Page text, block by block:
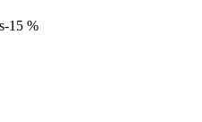
-15 %